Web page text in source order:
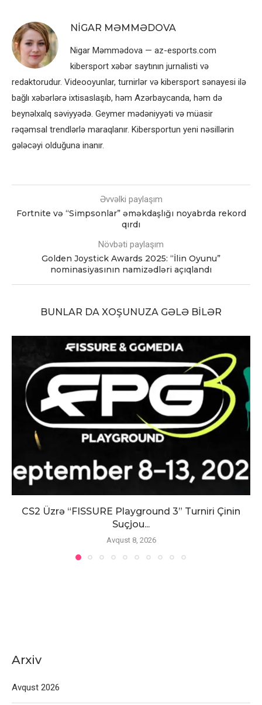
NIGAR MƏMMƏDOVA
Nigar Məmmədova — az-esports.com
kibersport xəbər saytının jurnalisti və
redaktorudur. Videooyunlar, turnirlər və kibersport sənayesi ilə
bağlı xəbərlərə ixtisaslaşıb, həm Azərbaycanda, həm də
beynəlxalq səviyyədə. Geymer mədəniyyəti və müasir
rəqəmsal trendlərlə maraqlanır. Kibersportun yeni nəsillərin
gələcəyi olduğuna inanır.
Əvvəlki paylaşım
Fortnite və “Simpsonlar” əməkdaşlığı noyabrda rekord
qırdı
Növbəti paylaşım
Golden Joystick Awards 2025: “İlin Oyunu”
nominasiyasının namizədləri açıqlandı
BUNLAR DA XOŞUNUZA GƏLƏ BILƏR
CS2 Üzrə “FISSURE Playground 3” Turniri Çinin
Suçjou...
Avqust 8, 2026
Arxiv
Avqust 2026